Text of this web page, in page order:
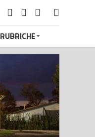
RUBRICHE